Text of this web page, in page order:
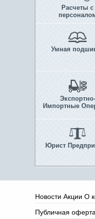
Расчеты с
Умная
Экспортно-
Импортные
Юрист
Новости Акции О
Публичная оферта